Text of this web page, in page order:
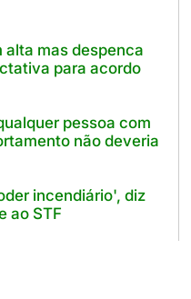
alta mas despenca
para acordo
pessoa com
não deveria
incendiário', diz
ao STF